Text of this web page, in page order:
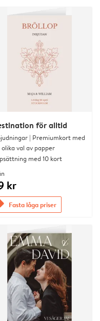
för alltid
| Premiumkort med
val av papper
med 10 kort
kr
Fasta låga priser